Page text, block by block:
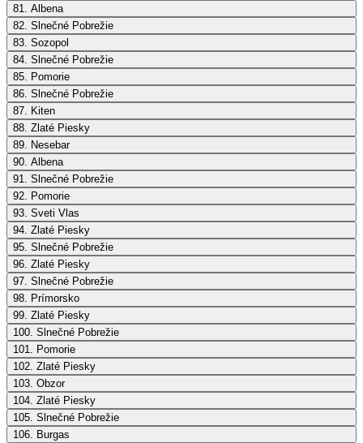
81. Albena
82. Slnečné Pobrežie
83. Sozopol
84. Slnečné Pobrežie
85. Pomorie
86. Slnečné Pobrežie
87. Kiten
88. Zlaté Piesky
89. Nesebar
90. Albena
91. Slnečné Pobrežie
92. Pomorie
93. Sveti Vlas
94. Zlaté Piesky
95. Slnečné Pobrežie
96. Zlaté Piesky
97. Slnečné Pobrežie
98. Prímorsko
99. Zlaté Piesky
100. Slnečné Pobrežie
101. Pomorie
102. Zlaté Piesky
103. Obzor
104. Zlaté Piesky
105. Slnečné Pobrežie
106. Burgas